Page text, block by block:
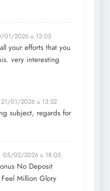
01/2026 u 12:05
your efforts that you
very interesting
21/01/2026 u 13:52
subject, regards for
05/02/2026 u 18:05
No Deposit
Feel Million Glory